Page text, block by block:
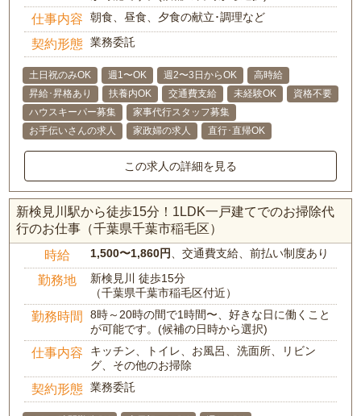
仕事内容 朝食、昼食、夕食の献立･調理など
契約形態 業務委託
土日祝のみOK 週1〜OK 週2〜3日からOK
高時給
昇給･昇格あり
扶養内OK 交通費支給 未経験OK
資格不要
ハウスキーパー募集
家事代行スタッフ募集
お手伝いさんの求人
家政婦の求人 直行･直帰OK
この求人の詳細を見る
新検見川駅から徒歩15分！1LDK一戸建てでのお掃除代
行のお仕事（千葉県千葉市稲毛区）
時給 1,500〜1,860円 、交通費支給、前払い制度あり
勤務地
新検見川 徒歩15分
（千葉県千葉市稲毛区付近）
勤務時間
8時～20時の間で1時間〜、好きな日に働くこと
が可能です。(候補の日時から選択)
仕事内容
キッチン、トイレ、お風呂、洗面所、リビン
グ、その他のお掃除
契約形態 業務委託